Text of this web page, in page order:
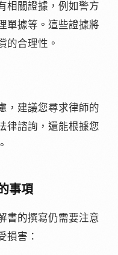
相關證據，例如警方
單據等。這些證據將
的合理性。
，建議您尋求律師的
律諮詢，還能根據您
事項
書的撰寫仍需要注意
損害：